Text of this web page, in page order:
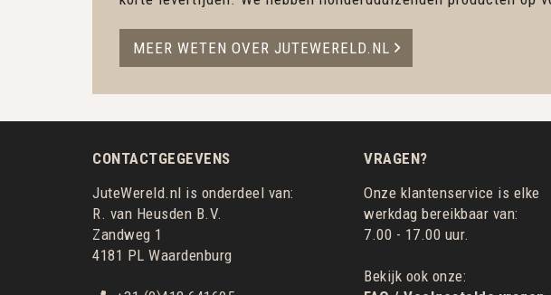
MEER WETEN OVER JUTEWERELD.NL
CONTACTGEGEVENS
JuteWereld.nl is onderdeel van:
R. van Heusden B.V.
Zandweg 1
4181 PL Waardenburg
VRAGEN?
Onze klantenservice is elke
werkdag bereikbaar van:
7.00 - 17.00 uur.
Bekijk ook onze: